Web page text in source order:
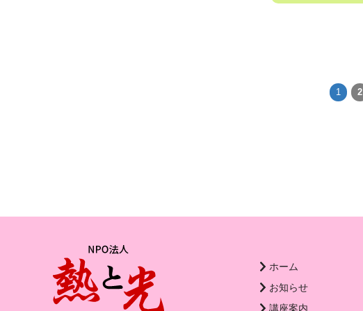
1 2
ホーム
お知らせ
講座案内